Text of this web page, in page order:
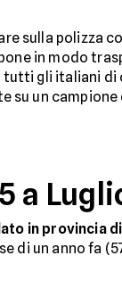
sulla polizza
in modo
gli italiani di
su un campione
a
in provincia
di un anno fa